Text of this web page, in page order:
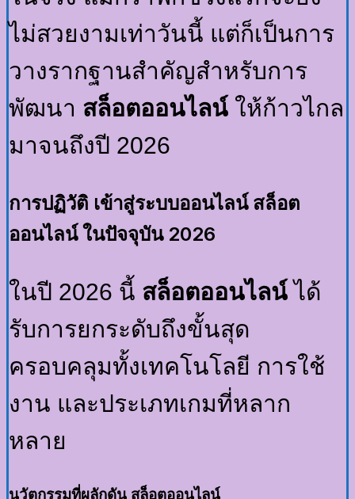
ไม่สวยงามเท่าวันนี้ แต่ก็เป็นการ
วางรากฐานสำคัญสำหรับการ
พัฒนา สล็อตออนไลน์ ให้ก้าวไกล
มาจนถึงปี 2026
การปฏิวัติ เข้าสู่ระบบออนไลน์ สล็อต
ออนไลน์ในปัจจุบัน 2026
ในปี 2026 นี้ สล็อตออนไลน์ ได้
รับการยกระดับถึงขั้นสุด
ครอบคลุมทั้งเทคโนโลยี การใช้
งาน และประเภทเกมที่หลาก
หลาย
นวัตกรรมที่ผลักดัน สล็อตออนไลน์